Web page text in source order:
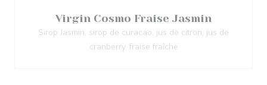
Virgin Cosmo Fraise Jasmin
Sirop Jasmin, sirop de curacao, jus de citron, jus de
cranberry, fraise fraîche